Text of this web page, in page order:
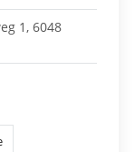
1, 6048